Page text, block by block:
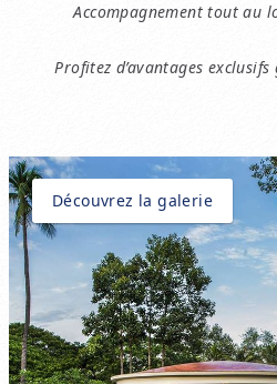
Accompagnement tout au
Profitez d’avantages
Découvrez la galerie